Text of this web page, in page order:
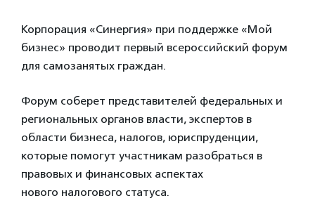
Корпорация «Синергия» при поддержке «Мой
бизнес» проводит первый всероссийский форум
для самозанятых граждан.
Форум соберет представителей федеральных и
региональных органов власти, экспертов в
области бизнеса, налогов, юриспруденции,
которые помогут участникам разобраться в
правовых и финансовых аспектах
нового налогового статуса.